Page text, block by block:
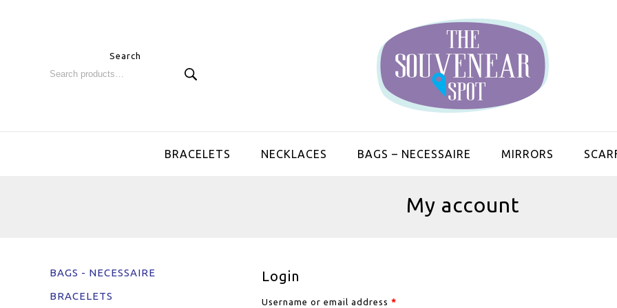
Search
BRACELETS NECKLACES BAGS – NECESSAIRE MIRRORS
My account
Login
Username or email address *
BAGS - NECESSAIRE
BRACELETS